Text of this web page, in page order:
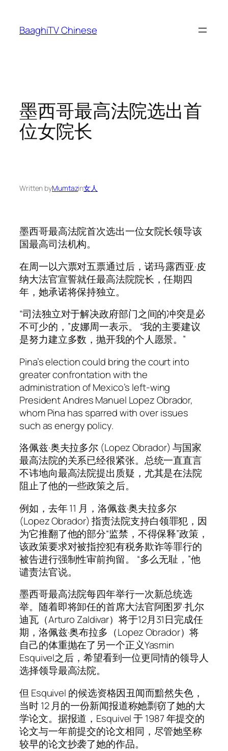
content
BaaghiTV Chinese
墨西哥最高法院选出首
位女院长
Written byMumtazin女人
墨西哥最高法院首次选出一位女院长领导该
国最高司法机构。
在周一以六票对五票通过后，诺玛·露西亚·皮
纳大法官宣誓就任最高法院院长，任期四
年，她承诺将保持独立。
“司法独立对于解决政府部门之间的冲突是必
不可少的，”皮娜周一表示。 “我的主要建议
是努力建立多数，抛开我的个人愿景。”
Pina’s election could bring the court into
greater confrontation with the
administration of Mexico’s left-wing
President Andres Manuel Lopez Obrador,
whom Pina has sparred with over issues
such as energy policy.
洛佩兹·奥夫拉多尔 (Lopez Obrador) 与国家
最高法院的关系已经很紧张。总统一直直言
不讳地向最高法院提出质疑，尤其是在法院
阻止了他的一些政策之后。
例如，去年 11 月，洛佩兹·奥夫拉多尔
(Lopez Obrador) 指责法院支持白领罪犯，因
为它推翻了他的部分“监禁，不得保释”政策，
该政策要求对被指控犯有税务欺诈等罪行的
被告进行强制性审前拘留。 “多么无耻，”他
谴责法官说。
墨西哥最高法院每四年举行一次新总统选
举。随着即将卸任的首席大法官阿图罗·扎尔
迪瓦（Arturo Zaldivar）将于12月31日完成任
期，洛佩兹·奥布拉多（Lopez Obrador）将
自己的体重抛在了另一个正义Yasmin
Esquivel之后，希望看到一位更同情的领导人
选择领导最高法院。
但 Esquivel 的候选资格因丑闻而黯然失色，
当时 12 月的一份新闻报道称她剽窃了她的大
学论文。据报道，Esquivel 于 1987 年提交的
论文与一年前提交的论文相同，尽管她坚称
较早的论文抄袭了她的作品。